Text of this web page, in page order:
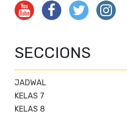
SECCIONS
JADWAL
KELAS 7
KELAS 8